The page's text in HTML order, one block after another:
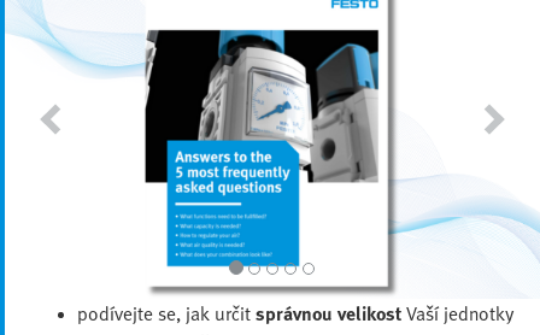
podívejte se, jak určitsprávnou velikostVaší jednotky